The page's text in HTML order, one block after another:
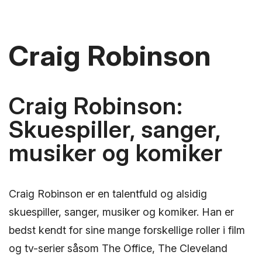
Craig Robinson
Craig Robinson:
Skuespiller, sanger,
musiker og komiker
Craig Robinson er en talentfuld og alsidig
skuespiller, sanger, musiker og komiker. Han er
bedst kendt for sine mange forskellige roller i film
og tv-serier såsom The Office, The Cleveland